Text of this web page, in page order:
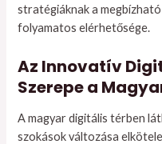
stratégiáknak a
folyamatos elérhetősége.
Az Innovatív
Szerepe a
A magyar digitális térben
szokások változása